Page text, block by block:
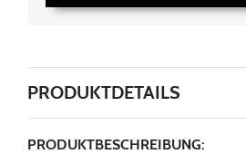
PRODUKTDETAILS
PRODUKTBESCHREIBUNG: